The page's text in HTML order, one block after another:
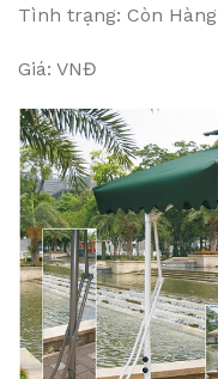
Tình trạng: Còn Hàng
Giá: VNĐ